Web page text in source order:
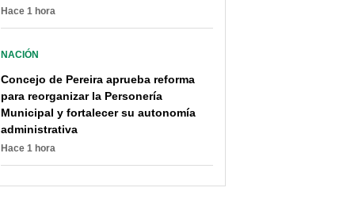
Hace 1 hora
NACIÓN
Concejo de Pereira aprueba reforma
para reorganizar la Personería
Municipal y fortalecer su autonomía
administrativa
Hace 1 hora